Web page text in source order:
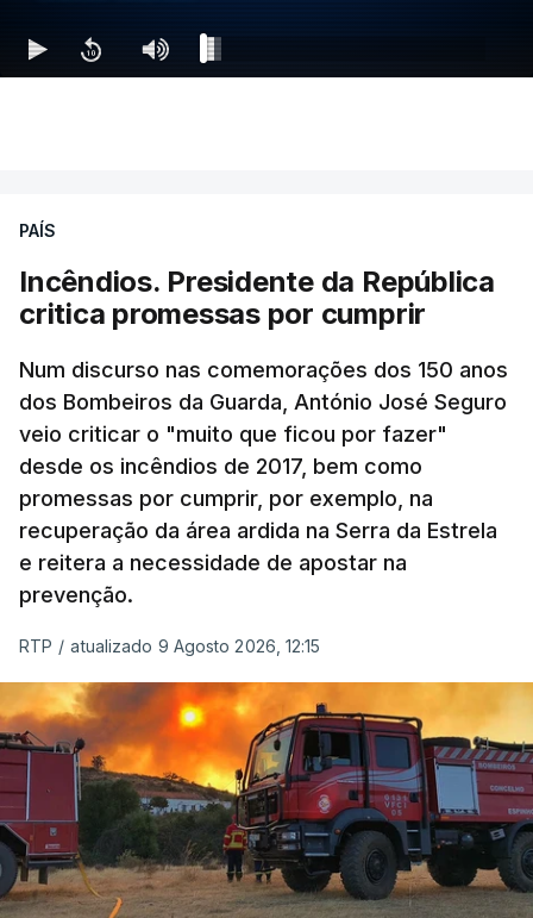
PAÍS
Incêndios. Presidente da República
critica promessas por cumprir
Num discurso nas comemorações dos 150 anos
dos Bombeiros da Guarda, António José Seguro
veio criticar o "muito que ficou por fazer"
desde os incêndios de 2017, bem como
promessas por cumprir, por exemplo, na
recuperação da área ardida na Serra da Estrela
e reitera a necessidade de apostar na
prevenção.
RTP / atualizado 9 Agosto 2026, 12:15